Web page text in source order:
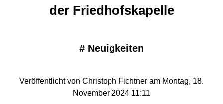
der Friedhofskapelle
# Neuigkeiten
Veröffentlicht von Christoph Fichtner am Montag, 18.
November 2024 11:11